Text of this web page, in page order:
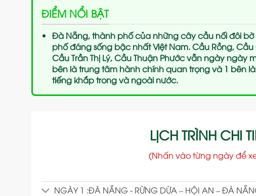
ĐIỂM NỔI BẬT
Đà Nẵng, thành phố của những cây cầu nối đôi bờ
phố đáng sống bậc nhất Việt Nam. Cầu Rồng, Cầu
Cầu Trần Thị Lý, Cầu Thuận Phước vẫn ngày ngày
bên là trung tâm hành chính quan trọng và 1 bên
tiếng khắp trong và ngoài nước.
LỊCH TRÌNH CHI
(Nhấn vào từng ngày để
NGÀY 1 :ĐÀ NẴNG - RỪNG DỪA – HỘI AN – ĐÀ